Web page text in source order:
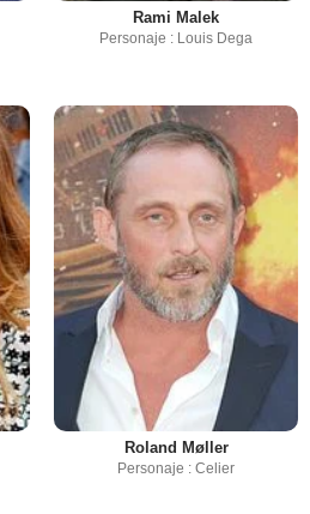
Rami Malek
Personaje : Louis Dega
Roland Møller
Personaje : Celier